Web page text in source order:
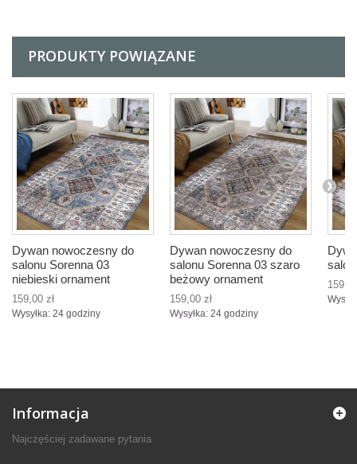
PRODUKTY POWIĄZANE
Dywan nowoczesny do
salonu Sorenna 03
niebieski ornament
159,00 zł
Wysyłka: 24 godziny
Dywan nowoczesny do
salonu Sorenna 03 szaro
beżowy ornament
159,00 zł
Wysyłka: 24 godziny
Informacja
Najczęściej zadawane pytania